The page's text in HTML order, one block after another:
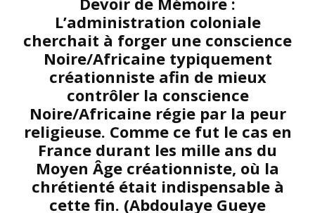
L’administration coloniale
cherchait à forger une conscience
Noire/Africaine typiquement
créationniste afin de mieux
contrôler la conscience
Noire/Africaine régie par la peur
religieuse. Comme ce fut le cas en
France durant les mille ans du
Moyen Âge créationniste, où la
chrétienté était indispensable à
cette fin. (Abdoulaye Gueye